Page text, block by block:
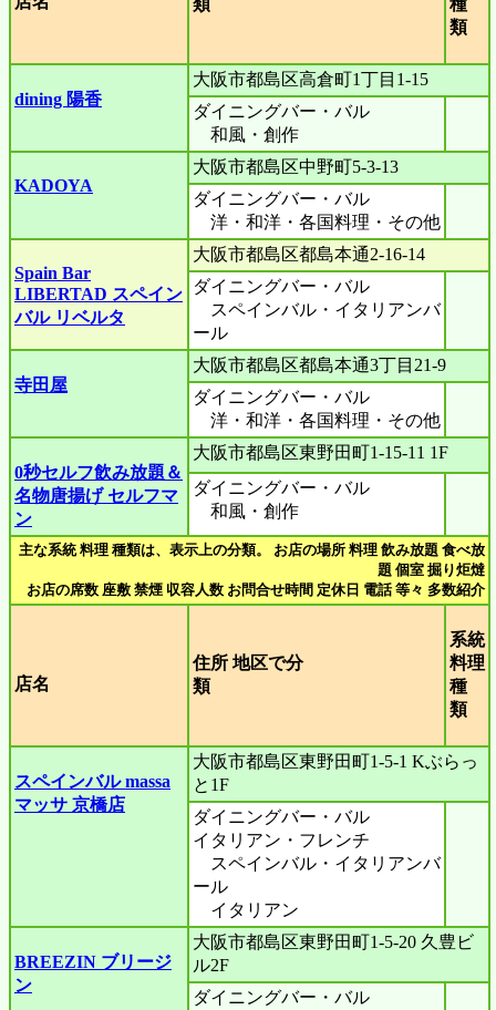
類
種
類
dining 陽香
大阪市都島区高倉町1丁目1-15
ダイニングバー・バル
和風・創作
KADOYA
大阪市都島区中野町5-3-13
ダイニングバー・バル
洋・和洋・各国料理・その他
Spain Bar
LIBERTAD スペイン
バル リベルタ
大阪市都島区都島本通2-16-14
ダイニングバー・バル
スペインバル・イタリアンバ
ール
寺田屋
大阪市都島区都島本通3丁目21-9
ダイニングバー・バル
洋・和洋・各国料理・その他
0秒セルフ飲み放題＆
名物唐揚げ セルフマ
ン
大阪市都島区東野田町1-15-11 1F
ダイニングバー・バル
和風・創作
主な系統 料理 種類は、表示上の分類。 お店の場所 料理 飲み放題 食べ放
題 個室 掘り炬燵
お店の席数 座敷 禁煙 収容人数 お問合せ時間 定休日 電話 等々 多数紹介
店名
住所 地区で分
類
系統
料理
種
類
スペインバル massa
マッサ 京橋店
大阪市都島区東野田町1-5-1 Kぶらっ
と1F
ダイニングバー・バル
イタリアン・フレンチ
スペインバル・イタリアンバ
ール
イタリアン
BREEZIN ブリージ
ン
大阪市都島区東野田町1-5-20 久豊ビ
ル2F
ダイニングバー・バル